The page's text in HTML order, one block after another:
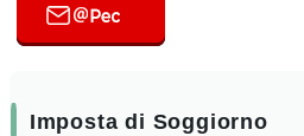
Imposta di Soggiorno